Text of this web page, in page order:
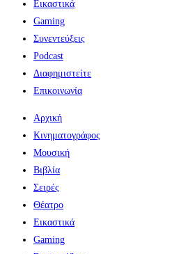
Εικαστικά
Gaming
Συνεντεύξεις
Podcast
Διαφημιστείτε
Επικοινωνία
Αρχική
Κινηματογράφος
Μουσική
Βιβλία
Σειρές
Θέατρο
Εικαστικά
Gaming